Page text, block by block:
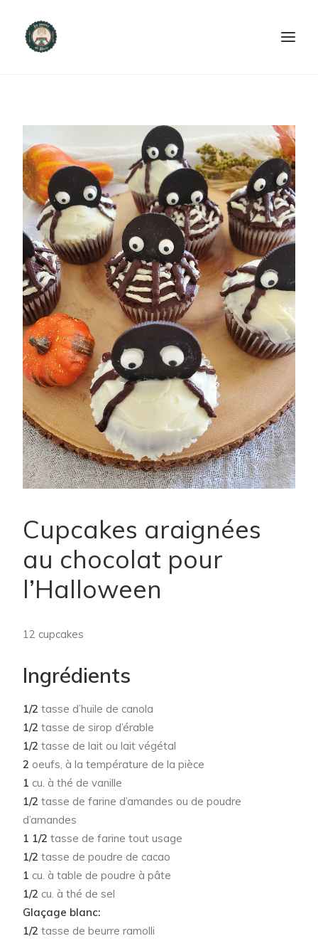
PRODUITS ET SERVICES
NOUS CONTACTER
RECETTES
FAQ
SEARCH
Cupcakes araignées
au chocolat pour
l’Halloween
12 cupcakes
Ingrédients
1/2 tasse d’huile de canola
1/2 tasse de sirop d’érable
1/2 tasse de lait ou lait végétal
2 oeufs, à la température de la pièce
1 cu. à thé de vanille
1/2 tasse de farine d’amandes ou de poudre
d’amandes
1 1/2 tasse de farine tout usage
1/2 tasse de poudre de cacao
1 cu. à table de poudre à pâte
1/2 cu. à thé de sel
Glaçage blanc:
1/2 tasse de beurre ramolli